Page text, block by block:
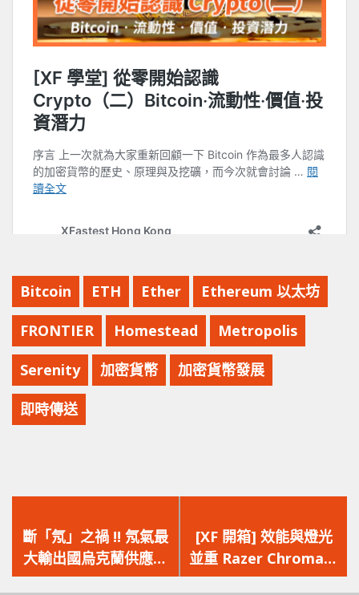
Bitcoin ETH Ether Ethereum 以太坊
FRONTIER Homestead Metropolis
Serenity 加密貨幣 加密貨幣發展
即時傳送
一
篇
文
斷「氖」之禍 !! 氖氣最
大輸出國烏克蘭供應暫
停，中國報價馬上升 4
一
篇
文
[XF 開箱] 效能與燈光
並重 Razer Chroma‧
半盔甲‧20 相供電